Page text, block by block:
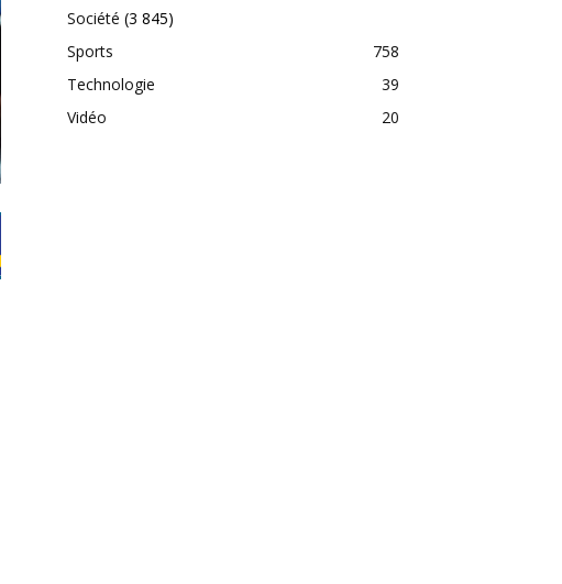
Société (3 845)
Sports
758
Technologie
39
Vidéo
20